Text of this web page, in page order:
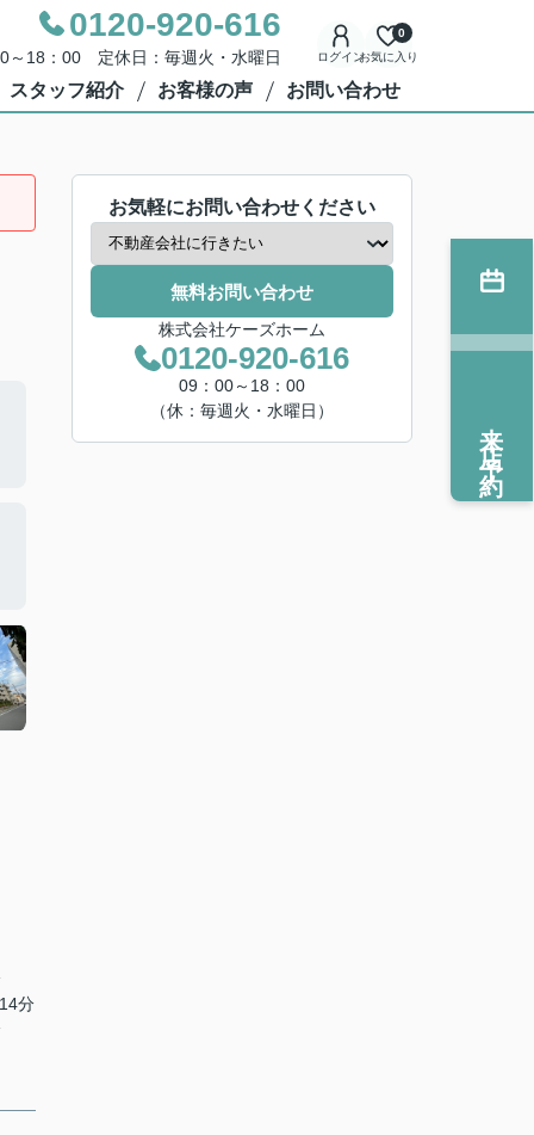
0120-920-616
～18：00 定休日：毎週火・水曜日 ログインお気に入り
0
スタッフ紹介 お客様の声 お問い合わせ
分
お気軽にお問い合わせください
無料お問い合わせ
株式会社ケーズホーム
0120-920-616
09：00～18：00
（休：毎週火・水曜日）
来店予約